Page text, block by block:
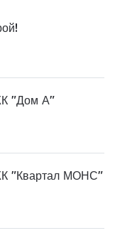
"Дом А"
"Квартал МОНС"